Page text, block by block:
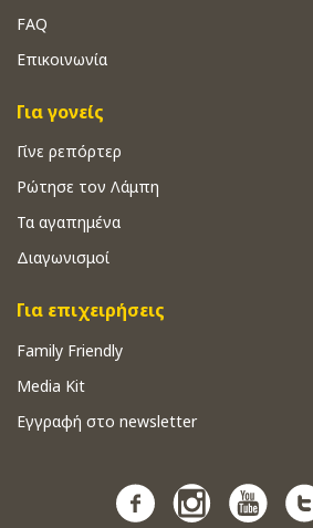
FAQ
Επικοινωνία
Για γονείς
Γίνε ρεπόρτερ
Ρώτησε τον Λάμπη
Τα αγαπημένα
Διαγωνισμοί
Για επιχειρήσεις
Family Friendly
Media Kit
Εγγραφή στο newsletter